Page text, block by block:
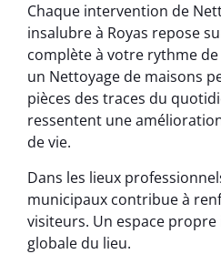
Chaque intervention de
insalubre à Royas repose
complète à votre rythme
un Nettoyage de maisons
pièces des traces du
ressentent une
de vie.
Dans les lieux
municipaux contribue à
visiteurs. Un espace
globale du lieu.